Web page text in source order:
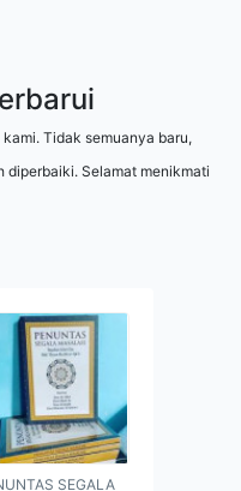
Tidak semuanya baru,
Selamat menikmati
SEGALA